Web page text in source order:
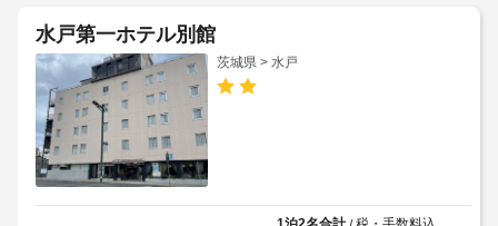
水戸第一ホテル別館
茨城県 > 水戸